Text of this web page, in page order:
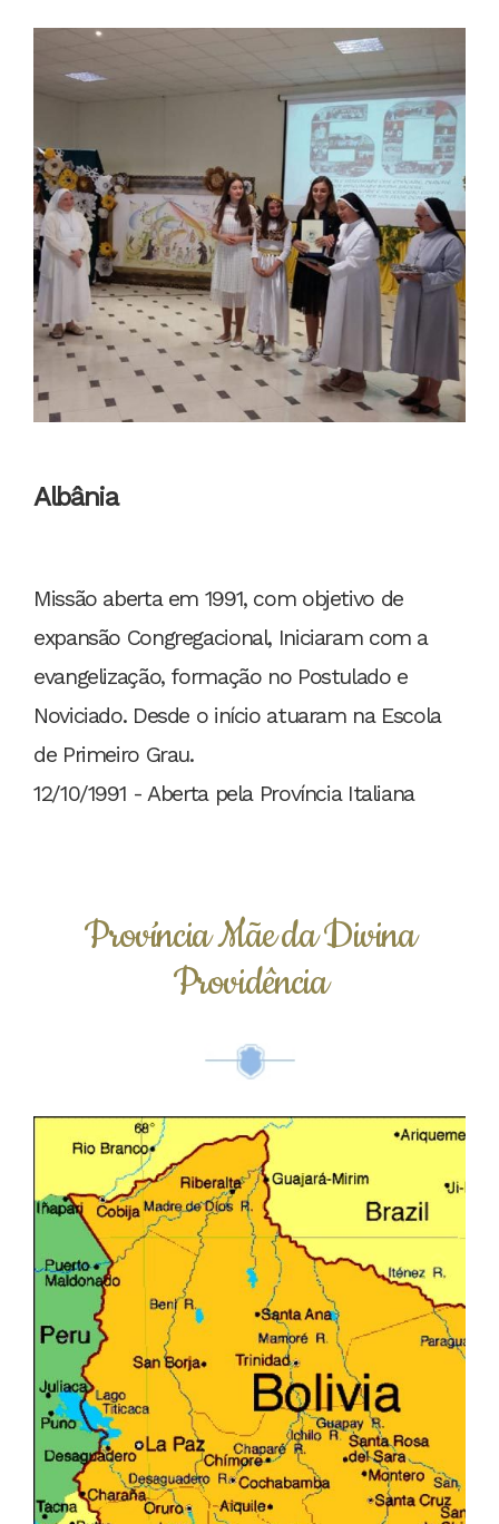
Albânia
Missão aberta em 1991, com objetivo de
expansão Congregacional, Iniciaram com a
evangelização, formação no Postulado e
Noviciado. Desde o início atuaram na Escola
de Primeiro Grau.
12/10/1991 - Aberta pela Província Italiana
Província Mãe da Divina
Providência